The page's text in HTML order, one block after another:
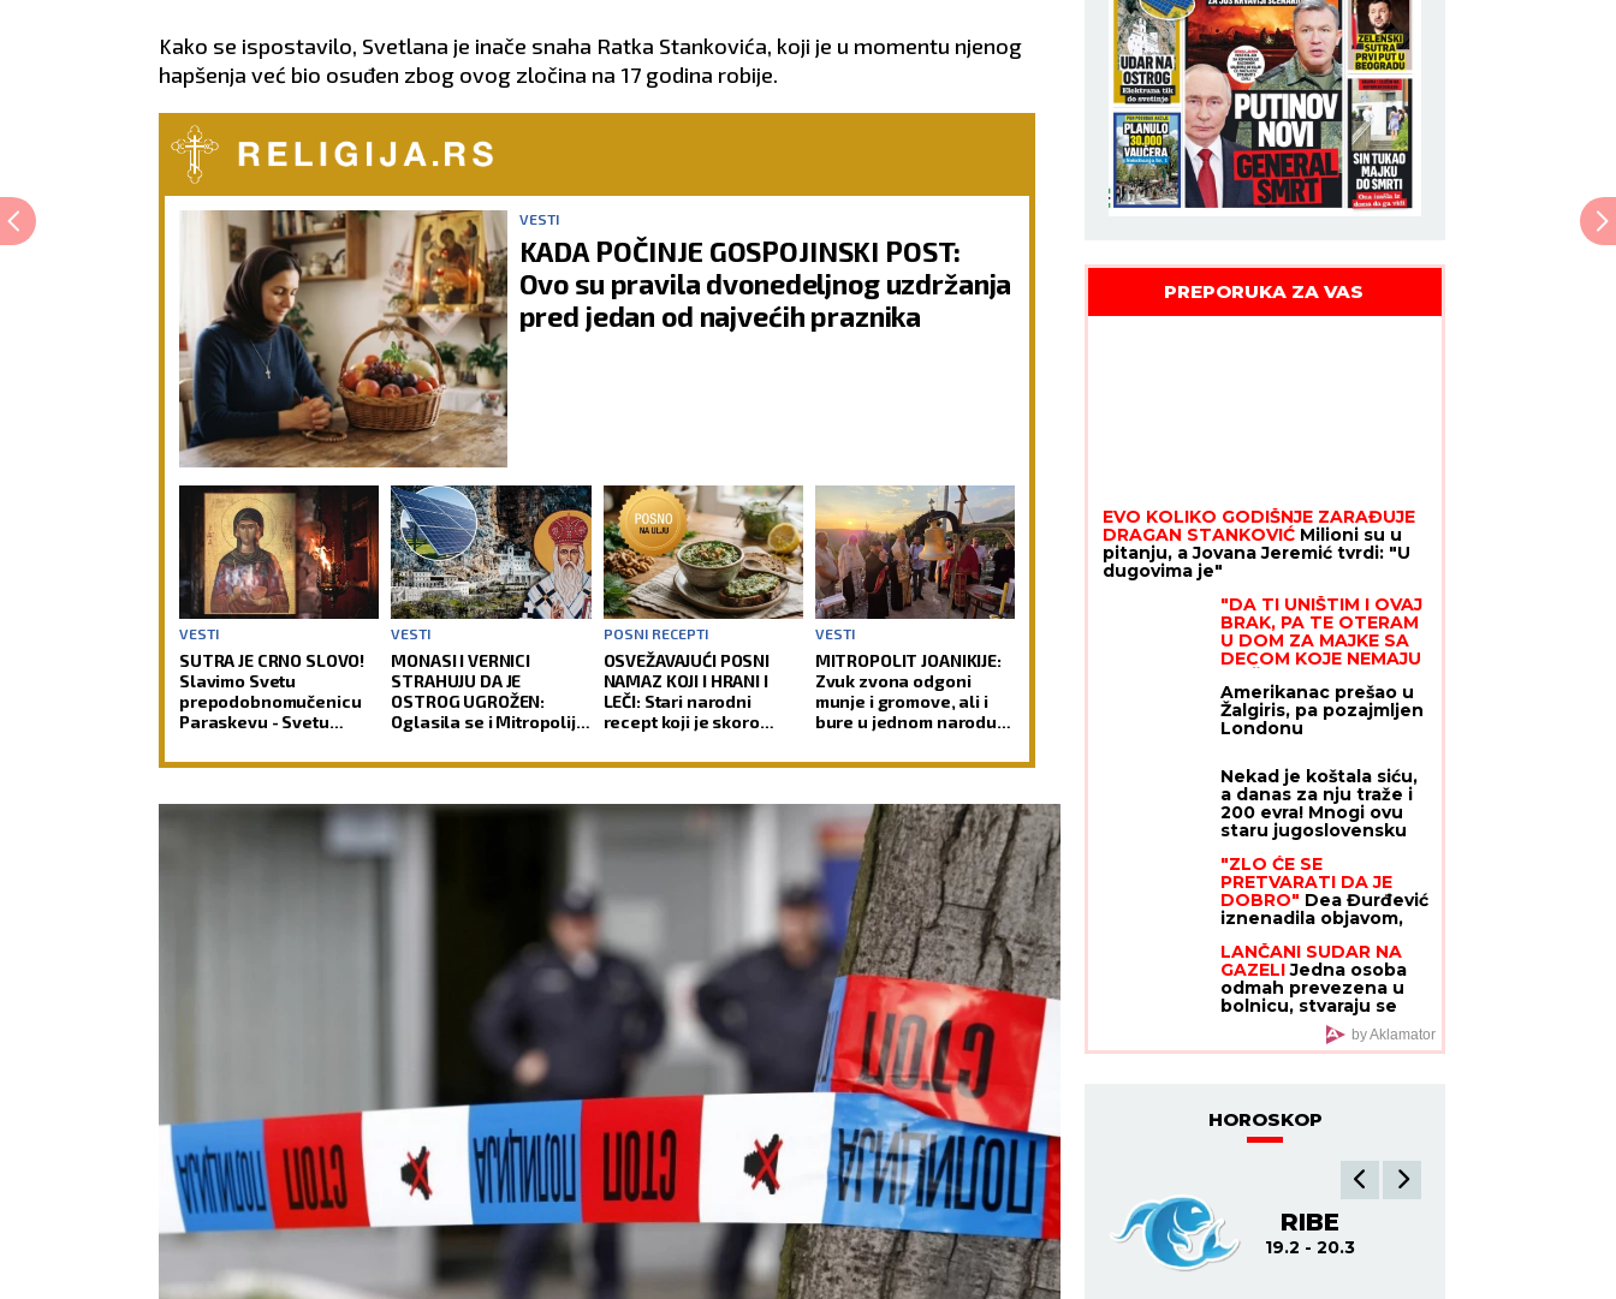
Kako se ispostavilo, Svetlana je inače snaha Ratka Stankovića, koji je u momentu njenog
hapšenja već bio osuđen zbog ovog zločina na 17 godina robije.
VESTI
KADA POČINJE GOSPOJINSKI POST:
Ovo su pravila dvonedeljnog uzdržanja
pred jedan od najvećih praznika
VESTI
SUTRA JE CRNO SLOVO!
Slavimo Svetu
prepodobnomučenicu
Paraskevu - Svetu
VESTI
MONASI I VERNICI
STRAHUJU DA JE
OSTROG UGROŽEN:
Oglasila se i Mitropolija
POSNI RECEPTI
OSVEŽAVAJUĆI POSNI
NAMAZ KOJI I HRANI I
LEČI: Stari narodni
recept koji je skoro
VESTI
MITROPOLIT JOANIKIJE:
Zvuk zvona odgoni
munje i gromove, ali i
bure u jednom narodu
PREPORUKA ZA VAS
EVO KOLIKO GODIŠNJE ZARAĐUJE
DRAGAN STANKOVIĆ Milioni su u
pitanju, a Jovana Jeremić tvrdi: "U
dugovima je"
"DA TI UNIŠTIM I OVAJ
BRAK, PA TE OTERAM
U DOM ZA MAJKE SA
DECOM KOJE NEMAJU
pretnji ženi Slobe
Radanovića, Ana
Nikolić se oglasila: "Ne
Amerikanac prešao u
Žalgiris, pa pozajmljen
Londonu
Nekad je koštala siću,
a danas za nju traže i
200 evra! Mnogi ovu
staru jugoslovensku
vitrini, a nisu ni svesni
koliko može da vredi
"ZLO ĆE SE
PRETVARATI DA JE
DOBRO" Dea Đurđević
iznenadila objavom,
savet: "Kad god vidiš
zlo, veruj da je zlo"
LANČANI SUDAR NA
GAZELIJedna osoba
odmah prevezena u
bolnicu, stvaraju se
by Aklamator
HOROSKOP
STRELAC JARAC
21.12 - 21.1
VODOLIJA
21.1 - 19.2
RIBE
19.2 - 20.3